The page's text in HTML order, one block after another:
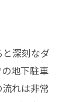
深刻なダ
地下駐車
れは非常